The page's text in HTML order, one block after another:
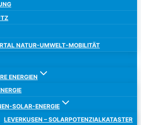
NATUR-UMWELT-MOBILITÄT
ENERGIEN
SOLAR-ENERGIE
LEVERKUSEN – SOLARPOTENZIALKATASTER